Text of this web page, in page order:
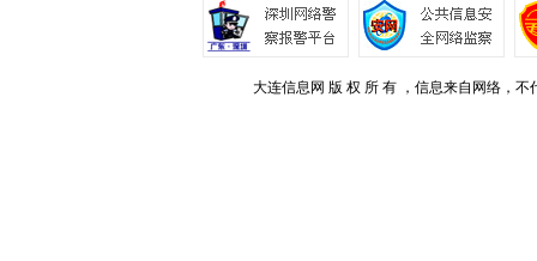
大连信息网 版 权 所 有 ，信息来自网络，